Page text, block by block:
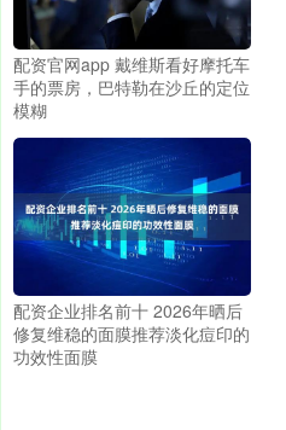
配资官网app 戴维斯看好摩托车
手的票房，巴特勒在沙丘的定位
模糊
配资企业排名前十 2026年晒后
修复维稳的面膜推荐淡化痘印的
功效性面膜